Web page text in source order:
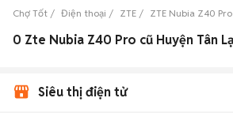
Chợ Tốt Điện thoại ZTE ZTE Nubia Z40 Pro
Siêu thị điện tử